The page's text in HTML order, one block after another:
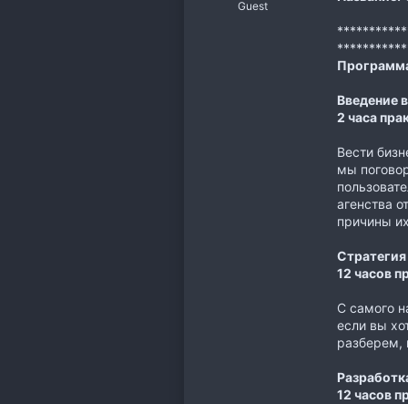
Guest
Введение
2 часа
Вести
мы
агенства
причины
12 часов
С самого
если вы
разберем,
12 часов